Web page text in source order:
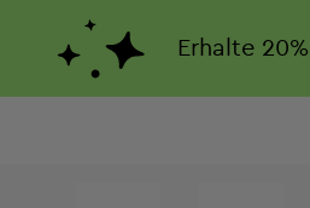
Erhalte 20%